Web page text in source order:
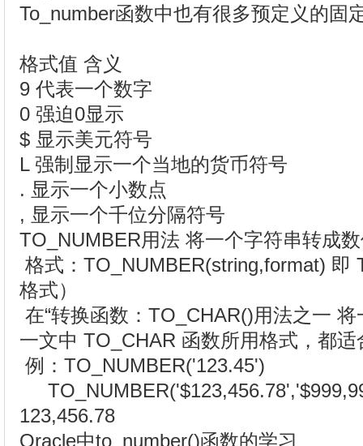
To_number函数中也有很多预定义的固
格式值 含义
9 代表一个数字
0 强迫0显示
$ 显示美元符号
L 强制显示一个当地的货币符号
. 显示一个小数点
, 显示一个千位分隔符号
TO_NUMBER用法 将一个字符串转成
格式：TO_NUMBER(string,format) 即
格式）
在“转换函数：TO_CHAR()用法之一
一文中 TO_CHAR 函数所用格式，都适
例：
123,456.78
Oracle中to_number()函数的学习